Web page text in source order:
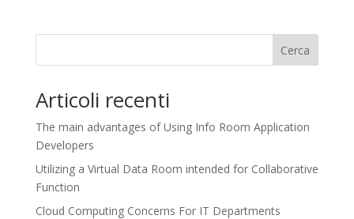
Cerca
Articoli recenti
The main advantages of Using Info Room Application
Developers
Utilizing a Virtual Data Room intended for Collaborative
Function
Cloud Computing Concerns For IT Departments